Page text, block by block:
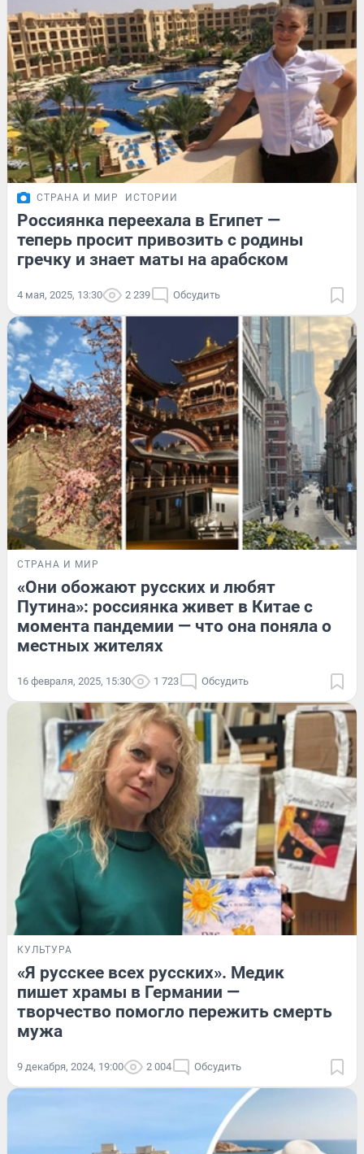
СТРАНА И МИР ИСТОРИИ
Россиянка переехала в Египет —
теперь просит привозить с родины
гречку и знает маты на арабском
4 мая, 2025, 13:30 2 239 Обсудить
СТРАНА И МИР
«Они обожают русских и любят
Путина»: россиянка живет в Китае с
момента пандемии — что она поняла о
местных жителях
16 февраля, 2025, 15:30 1 723 Обсудить
КУЛЬТУРА
«Я русскее всех русских». Медик
пишет храмы в Германии —
творчество помогло пережить смерть
мужа
9 декабря, 2024, 19:00 2 004 Обсудить